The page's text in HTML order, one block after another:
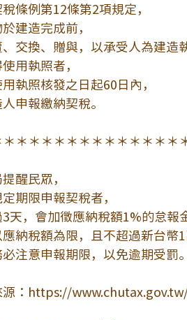
條例第12條第2項規定，
建造完成前，
交換、贈與，以承受人為建造
用執照者，
執照核發之日起60日內，
申報繳納契稅。
＊＊＊＊＊＊＊＊＊＊＊＊＊＊
醒民眾，
期限申報契稅者，
天，會加徵應納稅額1%的怠報
納稅額為限，且不超過新台幣1
注意申報期限，以免逾期受罰。
： https://